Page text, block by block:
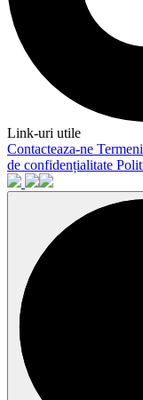
Link-uri utile
Contacteaza-ne
de confidențialitate